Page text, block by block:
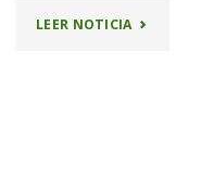
LEER NOTICIA"SALIDA